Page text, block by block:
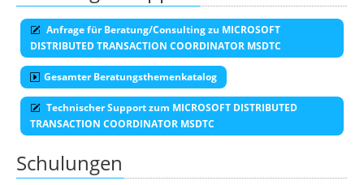
Anfrage für Beratung/Consulting zu MICROSOFT
DISTRIBUTED TRANSACTION COORDINATOR MSDTC
Gesamter Beratungsthemenkatalog
Technischer Support zum MICROSOFT DISTRIBUTED
TRANSACTION COORDINATOR MSDTC
Schulungen